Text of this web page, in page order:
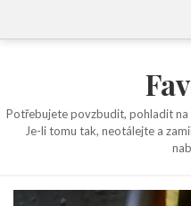
Potřebujete povzbudit, pohladit
Je-li tomu tak, neotálejte a